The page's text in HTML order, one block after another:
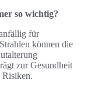
so wichtig?
für
können die
zur Gesundheit
Risiken.